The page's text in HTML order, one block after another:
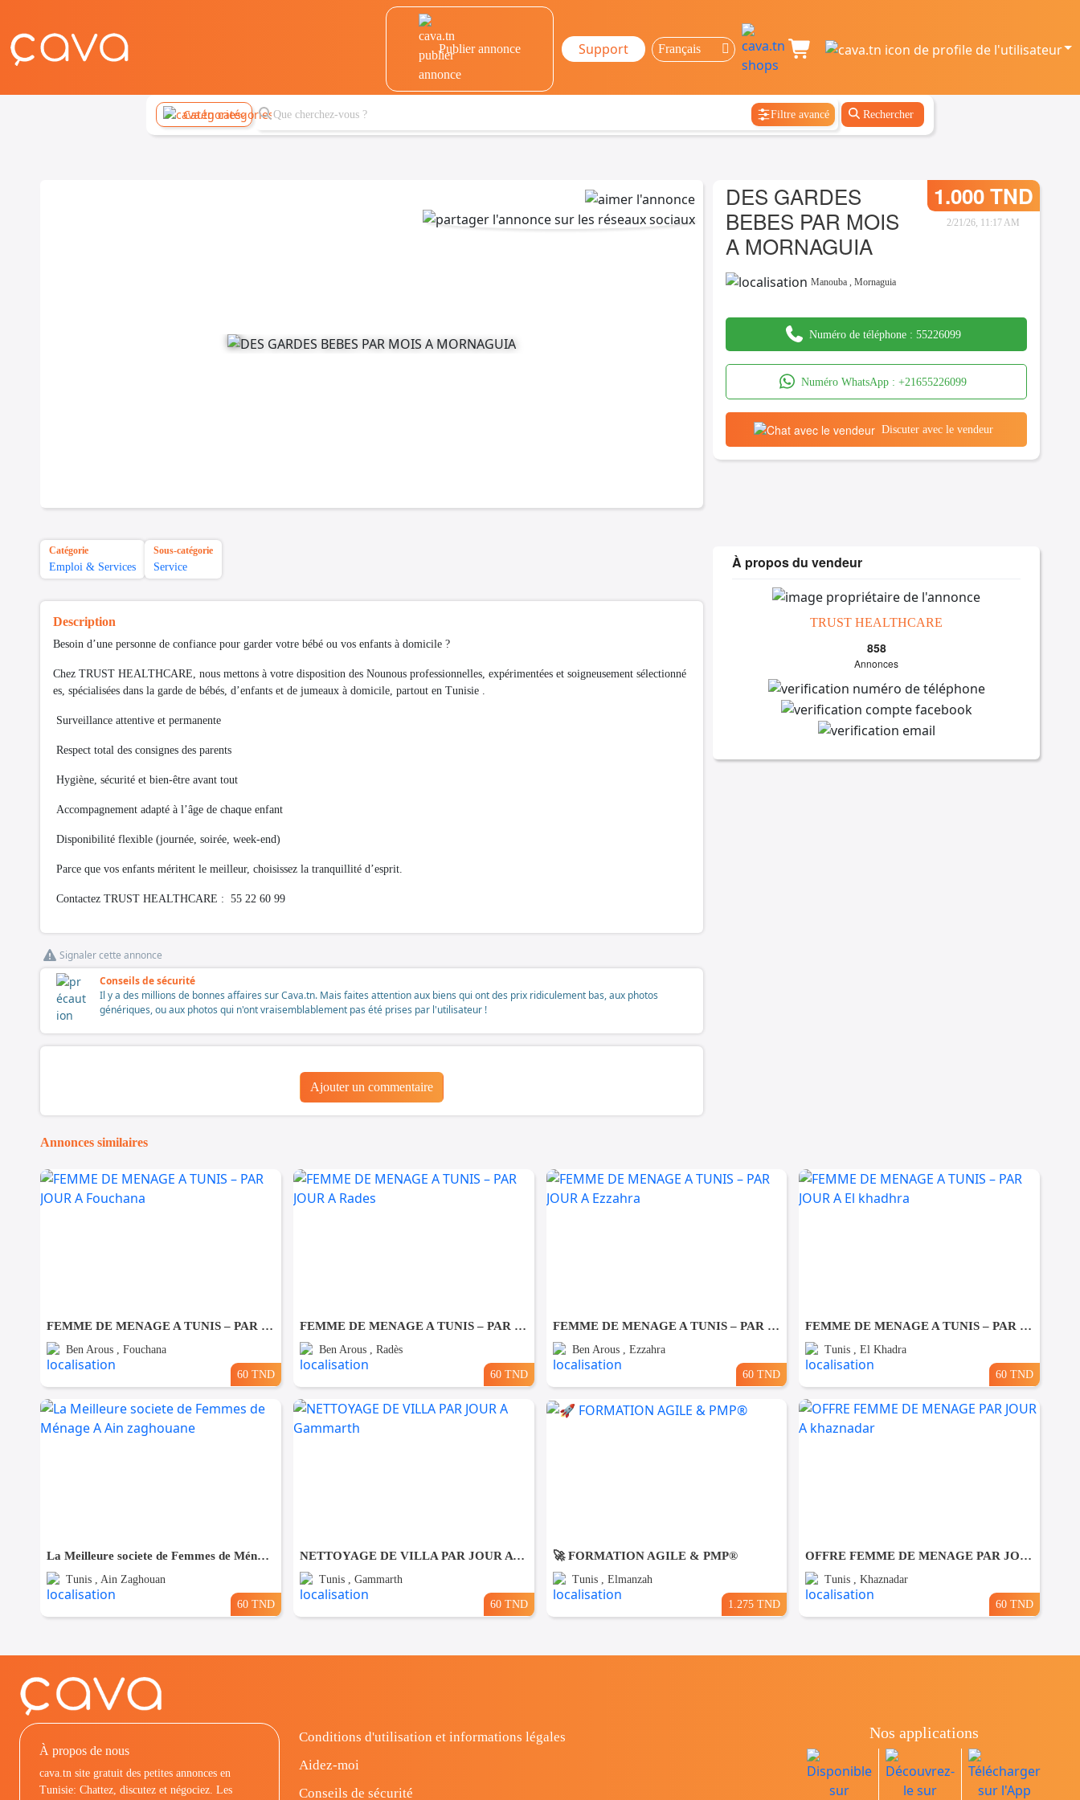
Publier annonce Support
Catégories Filtre avancé Rechercher
DES GARDES
BEBES PAR MOIS
A MORNAGUIA
1.000 TND
2/21/26, 11:17 AM
Manouba ,Mornaguia
Numéro de téléphone : 55226099
Numéro WhatsApp : +21655226099
Discuter avec le vendeur
Catégorie
Emploi & Services
Sous-catégorie
Service
Description
Besoin d’une personne de confiance pour garder votre bébé ou vos enfants à domicile ?
Chez TRUST HEALTHCARE, nous mettons à votre disposition des Nounous professionnelles, expérimentées et soigneusement sélectionné
es, spécialisées dans la garde de bébés, d’enfants et de jumeaux à domicile, partout en Tunisie .
Surveillance attentive et permanente
Respect total des consignes des parents
Hygiène, sécurité et bien-être avant tout
Accompagnement adapté à l’âge de chaque enfant
Disponibilité flexible (journée, soirée, week-end)
Parce que vos enfants méritent le meilleur, choisissez la tranquillité d’esprit.
Contactez TRUST HEALTHCARE : 55 22 60 99
Signaler cette annonce
Conseils de sécurité
Il y a des millions de bonnes affaires sur Cava.tn. Mais faites attention aux biens qui ont des prix ridiculement bas, aux photos
génériques, ou aux photos qui n'ont vraisemblablement pas été prises par l'utilisateur !
Ajouter un commentaire
À propos du vendeur
TRUST HEALTHCARE
858
Annonces
Annonces similaires
FEMME DE MENAGE A TUNIS – PAR JOUR A Fouchana
Ben Arous , Fouchana
60 TND
FEMME DE MENAGE A TUNIS – PAR JOUR A Rades
Ben Arous , Radès
60 TND
FEMME DE MENAGE A TUNIS – PAR JOUR A Ezzahra
Ben Arous , Ezzahra
60 TND
FEMME DE MENAGE A TUNIS – PAR JOUR A El khadhra
Tunis , El Khadra
60 TND
La Meilleure societe de Femmes de Ménage A Ain zaghouane
Tunis , Ain Zaghouan
60 TND
NETTOYAGE DE VILLA PAR JOUR A Gammarth
Tunis , Gammarth
60 TND
🚀 FORMATION AGILE & PMP®
Tunis , Elmanzah
1.275 TND
OFFRE FEMME DE MENAGE PAR JOUR A khaznadar
Tunis , Khaznadar
60 TND
À propos de nous
cava.tn site gratuit des petites annonces en
Tunisie: Chattez, discutez et négociez. Les
Conditions d'utilisation et informations légales
Aidez-moi
Conseils de sécurité
Nos applications